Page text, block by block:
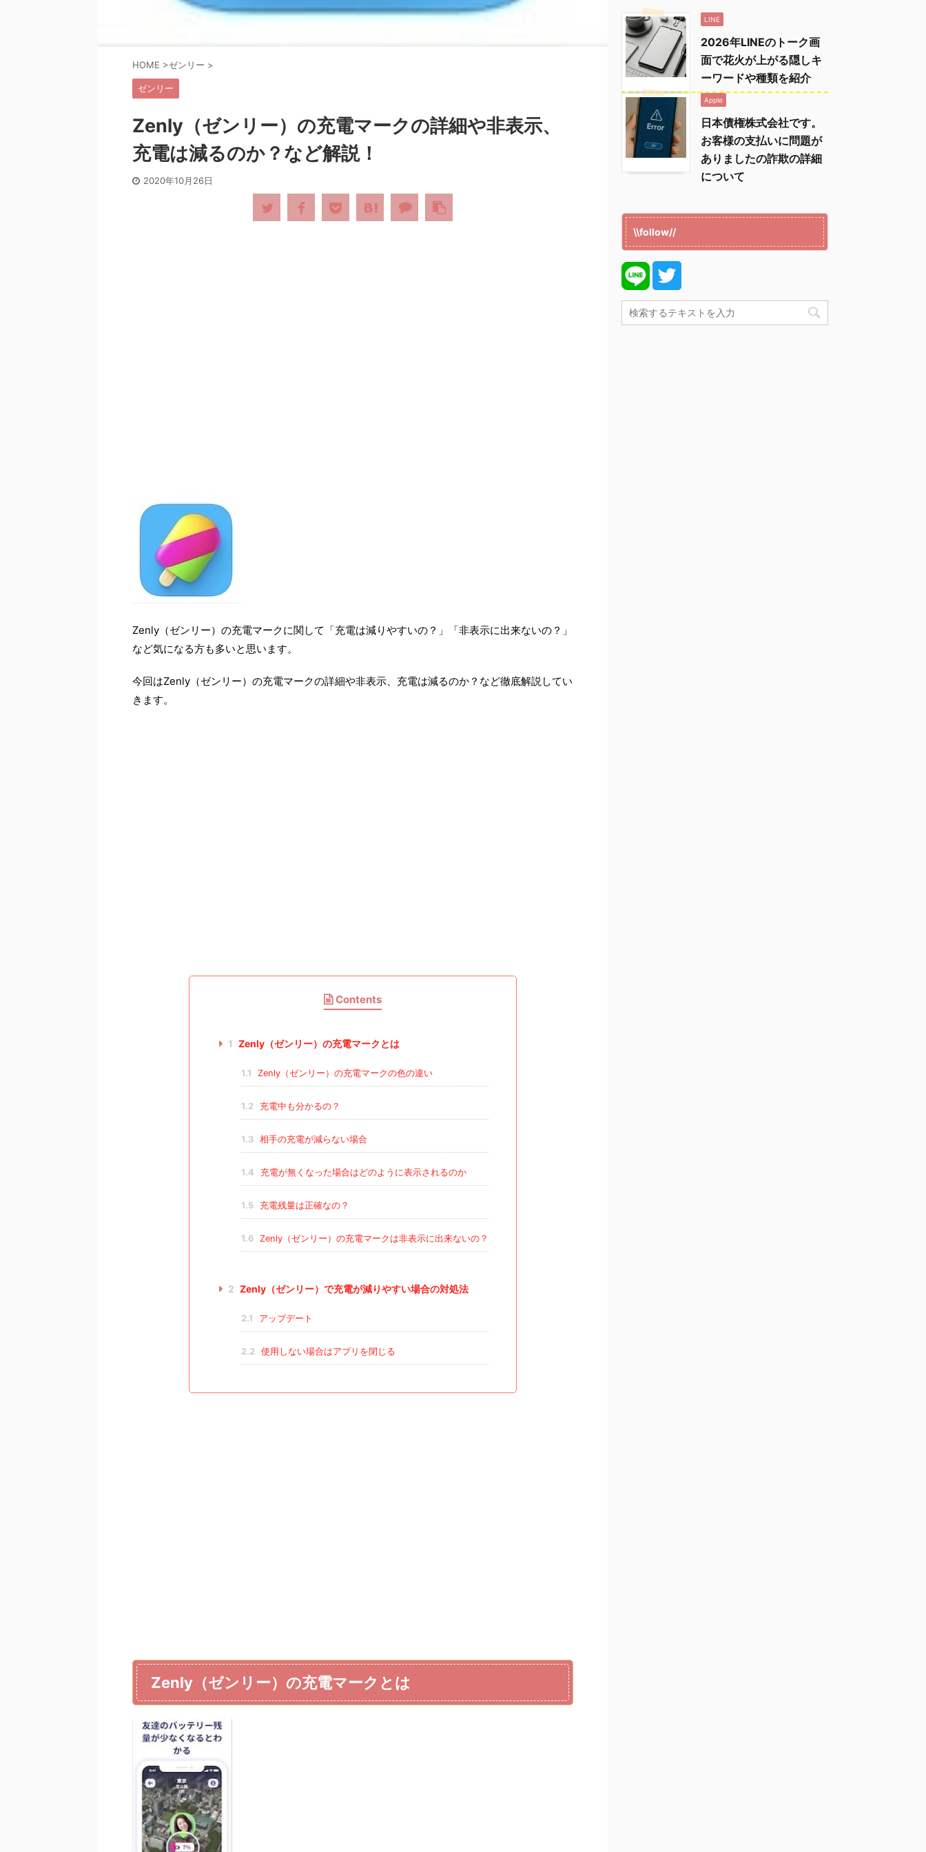
HOME >ゼンリー >
ゼンリー
Zenly（ゼンリー）の充電マークの詳細や非表示、
充電は減るのか？など解説！
2020年10月26日
Zenly（ゼンリー）の充電マークに関して「充電は減りやすいの？」「非表示に出来ないの？」
など気になる方も多いと思います。
今回はZenly（ゼンリー）の充電マークの詳細や非表示、充電は減るのか？など徹底解説してい
きます。
Contents
1 Zenly（ゼンリー）の充電マークとは
1.1 Zenly（ゼンリー）の充電マークの色の違い
1.2 充電中も分かるの？
1.3 相手の充電が減らない場合
1.4 充電が無くなった場合はどのように表示されるのか
1.5 充電残量は正確なの？
1.6 Zenly（ゼンリー）の充電マークは非表示に出来ないの？
2 Zenly（ゼンリー）で充電が減りやすい場合の対処法
2.1 アップデート
2.2 使用しない場合はアプリを閉じる
Zenly（ゼンリー）の充電マークとは
LINE
2026年LINEのトーク画
面で花火が上がる隠しキ
ーワードや種類を紹介
Apple
日本債権株式会社です。
お客様の支払いに問題が
ありましたの詐欺の詳細
について
\\follow//